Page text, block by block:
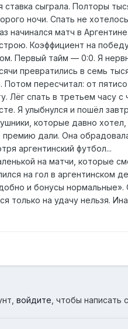
сыграла. Полторы
ночи. Спать не
матч в
Коэффициент на
Первый тайм — 0:0. Я
превратились в семь
пересчитал: от
Лёг спать в третьем часу с
Я улыбнулся и пошёл
которые давно
дали. Она
аргентинский футбол...
на матчи, которые
на гол в аргентинском
и бонусы
на удачу нельзя.
войдите , чтобы написать